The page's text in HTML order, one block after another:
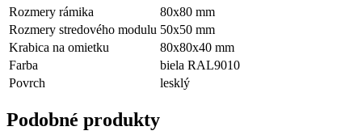
Rozmery rámika
80x80 mm
Rozmery stredového modulu 50x50 mm
Krabica na omietku
80x80x40 mm
Farba
biela RAL9010
Povrch
lesklý
Podobné produkty